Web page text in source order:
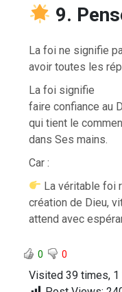
9.
La foi ne signifie
avoir toutes les
La foi signifie
faire confiance au
qui tient le
dans Ses mains.
Car :
La véritable foi
création de Dieu,
attend avec
0 0
Visited 39 times,